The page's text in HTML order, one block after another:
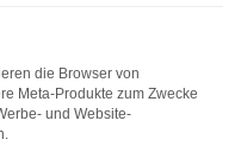
die Browser von
Meta-Produkte zum Zwecke
und Website-